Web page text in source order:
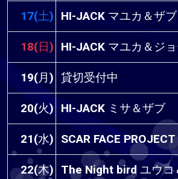
17(土) HI-JACK マユカ＆ザブ
18(日) HI-JACK マユカ＆ジ
19(月) 貸切受付中
20(火) HI-JACK ミサ＆ザブ
21(水) SCAR FACE PROJECT
22(木) The Night bird ユウコ